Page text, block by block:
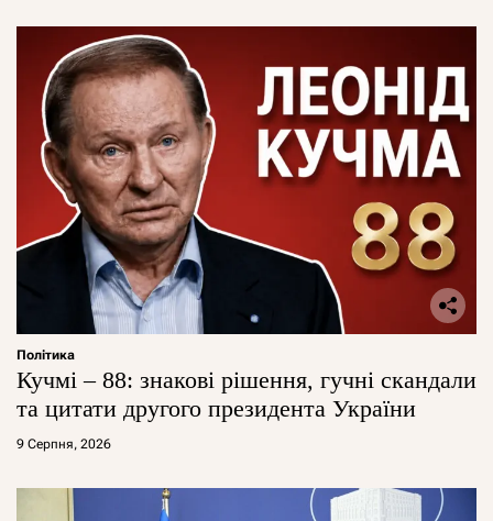
Політика
Кучмі – 88: знакові рішення, гучні скандали
та цитати другого президента України
9 Серпня, 2026